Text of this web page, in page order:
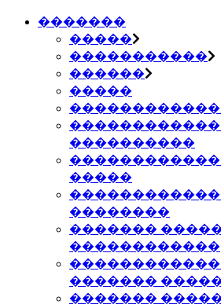
�������
�����
�����������
������
�����
������������
����������
�����
��������
�������
������������
�������
�������